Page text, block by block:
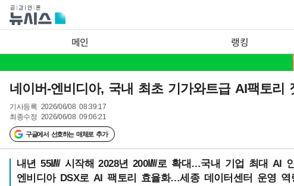
메인 랭킹
네이버-엔비디아, 국내 최초 기가와트급 AI팩토
기사등록 2026/06/08 08:39:17
최종수정 2026/06/08 09:06:21
구글에서 선호하는 매체로 추가
내년 55㎿ 시작해 2028년 200㎿로 확대…국내 기업 최대 AI
엔비디아 DSX로 AI 팩토리 효율화…세종 데이터센터 운영 역